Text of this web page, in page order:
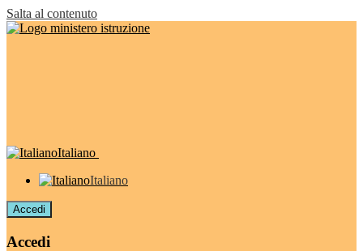
Salta al contenuto
Italiano
Italiano
Accedi
Accedi